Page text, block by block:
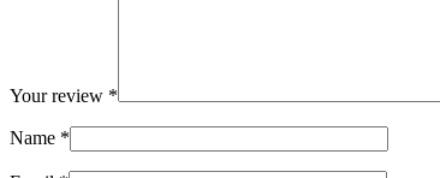
Your review *
Name *